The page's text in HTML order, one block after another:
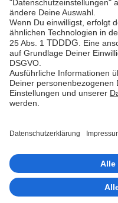
© Unzer Group GmbH
Impressum
Barrierefreiheit